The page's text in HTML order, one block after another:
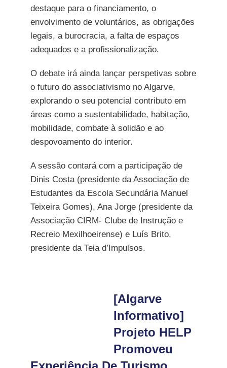
destaque para o financiamento, o
envolvimento de voluntários, as obrigações
legais, a burocracia, a falta de espaços
adequados e a profissionalização.
O debate irá ainda lançar perspetivas sobre
o futuro do associativismo no Algarve,
explorando o seu potencial contributo em
áreas como a sustentabilidade, habitação,
mobilidade, combate à solidão e ao
despovoamento do interior.
A sessão contará com a participação de
Dinis Costa (presidente da Associação de
Estudantes da Escola Secundária Manuel
Teixeira Gomes), Ana Jorge (presidente da
Associação CIRM- Clube de Instrução e
Recreio Mexilhoeirense) e Luís Brito,
presidente da Teia d’Impulsos.
[Algarve
Informativo]
Projeto HELP
Promoveu